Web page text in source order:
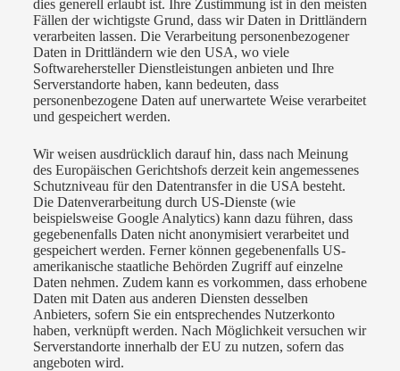
dies generell erlaubt ist. Ihre Zustimmung ist in den meisten
Fällen der wichtigste Grund, dass wir Daten in Drittländern
verarbeiten lassen. Die Verarbeitung personenbezogener
Daten in Drittländern wie den USA, wo viele
Softwarehersteller Dienstleistungen anbieten und Ihre
Serverstandorte haben, kann bedeuten, dass
personenbezogene Daten auf unerwartete Weise verarbeitet
und gespeichert werden.
Wir weisen ausdrücklich darauf hin, dass nach Meinung
des Europäischen Gerichtshofs derzeit kein angemessenes
Schutzniveau für den Datentransfer in die USA besteht.
Die Datenverarbeitung durch US-Dienste (wie
beispielsweise Google Analytics) kann dazu führen, dass
gegebenenfalls Daten nicht anonymisiert verarbeitet und
gespeichert werden. Ferner können gegebenenfalls US-
amerikanische staatliche Behörden Zugriff auf einzelne
Daten nehmen. Zudem kann es vorkommen, dass erhobene
Daten mit Daten aus anderen Diensten desselben
Anbieters, sofern Sie ein entsprechendes Nutzerkonto
haben, verknüpft werden. Nach Möglichkeit versuchen wir
Serverstandorte innerhalb der EU zu nutzen, sofern das
angeboten wird.